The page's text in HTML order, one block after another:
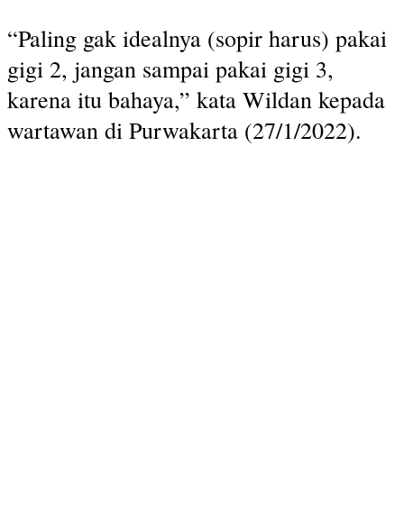
“Paling gak idealnya (sopir harus) pakai
gigi 2, jangan sampai pakai gigi 3,
karena itu bahaya,” kata Wildan kepada
wartawan di Purwakarta (27/1/2022).